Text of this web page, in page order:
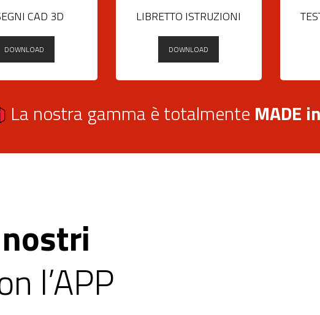
CAD 3D
DOWNLOAD
LIBRETTO ISTRUZIONI
DOWNLOAD
La nostra gamma è totalmente MADE
l’APP